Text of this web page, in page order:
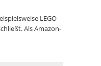
LEGO
Als Amazon-